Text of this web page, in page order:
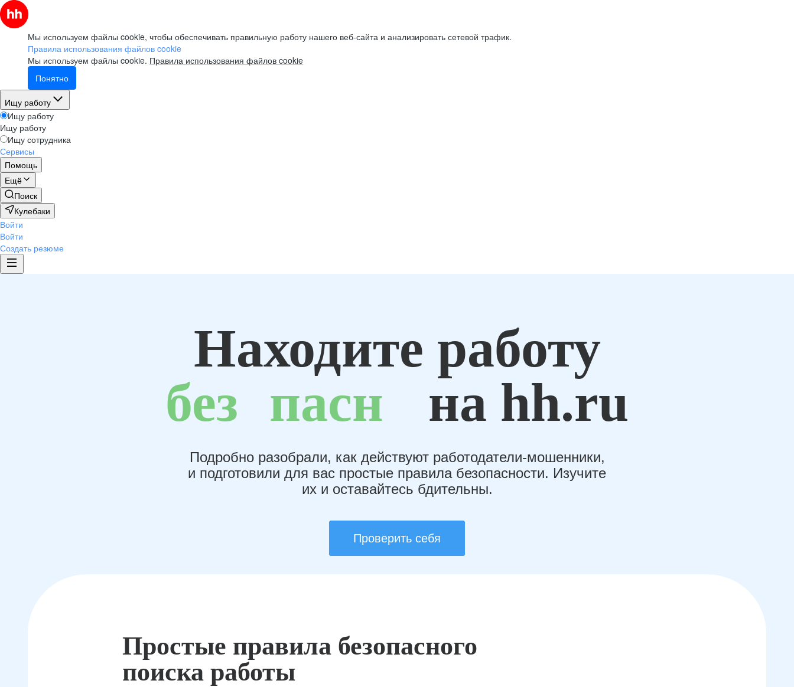
Мы используем файлы cookie, чтобы обеспечивать правильную работу нашего веб-сайта и анализировать сетевой трафик.
Правила использования файлов cookie
Мы используем файлы cookie. Правила использования файлов cookie
Понятно
Ищу работу
Ищу работу
Ищу работу
Ищу сотрудника
Сервисы
Помощь
Ещё
Поиск
Кулебаки
Войти
Войти
Создать резюме
Находите работу
без пасн на hh.ru
Подробно разобрали, как действуют работодатели-мошенники,
и подготовили для вас простые правила безопасности. Изучите
их и оставайтесь бдительны.
Проверить себя
Простые правила безопасного
поиска работы